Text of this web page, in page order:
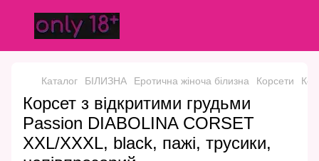
Каталог БІЛИЗНА Еротична жіноча білизна Корсети
Корсет з відкритими грудьми
Passion DIABOLINA CORSET
XXL/XXXL, black, пажі, трусики,